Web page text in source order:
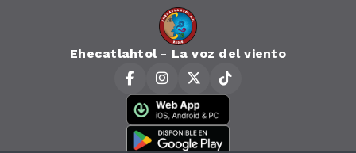
Ehecatlahtol - La voz del viento